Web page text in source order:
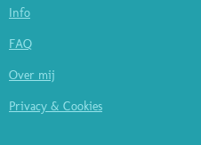
Info
FAQ
Over mij
Privacy & Cookies